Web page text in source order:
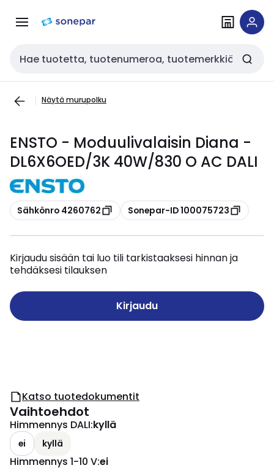
navigointiinsisältöön
Haku
Näytä murupolku
ENSTO - Moduulivalaisin Diana -
DL6X6OED/3K 40W/830 O AC DALI
Kopioi
Sähkönro 4260762 Kopioi
Sonepar-ID 100075723
Kirjaudu sisään tai luo tili tarkistaaksesi hinnan ja
tehdäksesi tilauksen
Kirjaudu
Katso tuotedokumentit
Vaihtoehdot
Himmennys DALI:kyllä
ei kyllä
Himmennys 1-10 V:ei